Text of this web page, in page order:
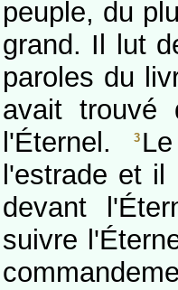
peuple, du
grand. Il lut
paroles du
avait trouvé
l'Éternel.
3
l'estrade et
devant
suivre